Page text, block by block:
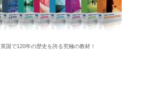
英国で120年の歴史を誇る究極の教材！